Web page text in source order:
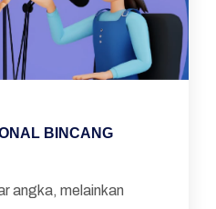
BINCANG
angka, melainkan